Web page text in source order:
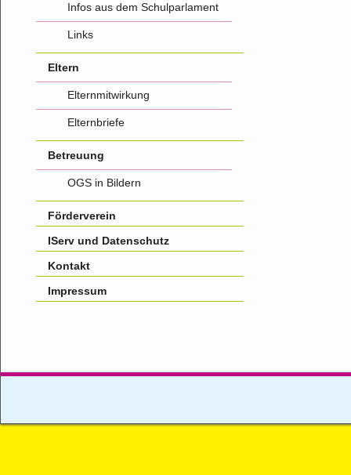
Infos aus dem Schulparlament
Links
Eltern
Elternmitwirkung
Elternbriefe
Betreuung
OGS in Bildern
Förderverein
IServ und Datenschutz
Kontakt
Impressum